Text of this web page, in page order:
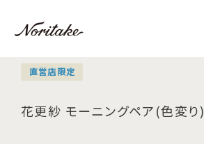
直営店限定
花更紗 モーニングペア(色変り)